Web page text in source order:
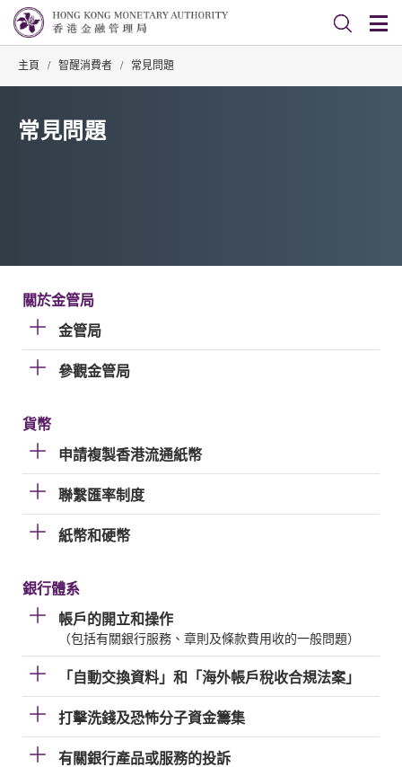
主頁 / 智醒消費者 / 常見問題
常見問題
關於金管局
金管局
參觀金管局
貨幣
申請複製香港流通紙幣
聯繫匯率制度
紙幣和硬幣
銀行體系
帳戶的開立和操作
（包括有關銀行服務、章則及條款費用收的一般問題）
「自動交換資料」和「海外帳戶稅收合規法案」
打擊洗錢及恐怖分子資金籌集
有關銀行產品或服務的投訴